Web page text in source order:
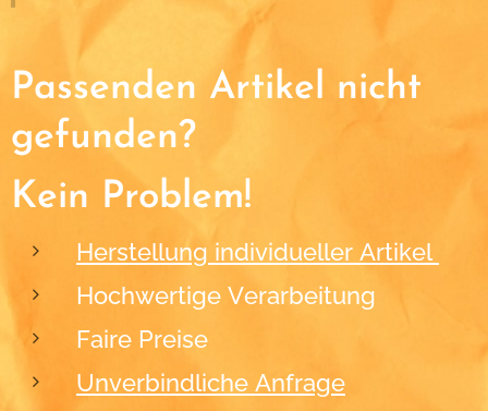
Passenden Artikel nicht
gefunden?
Kein Problem!
Herstellung individueller Artikel
Hochwertige Verarbeitung
Faire Preise
Unverbindliche Anfrage